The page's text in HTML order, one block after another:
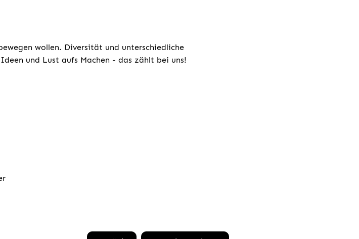
wollen. Diversität und unterschiedliche
und Lust aufs Machen - das zählt bei uns!